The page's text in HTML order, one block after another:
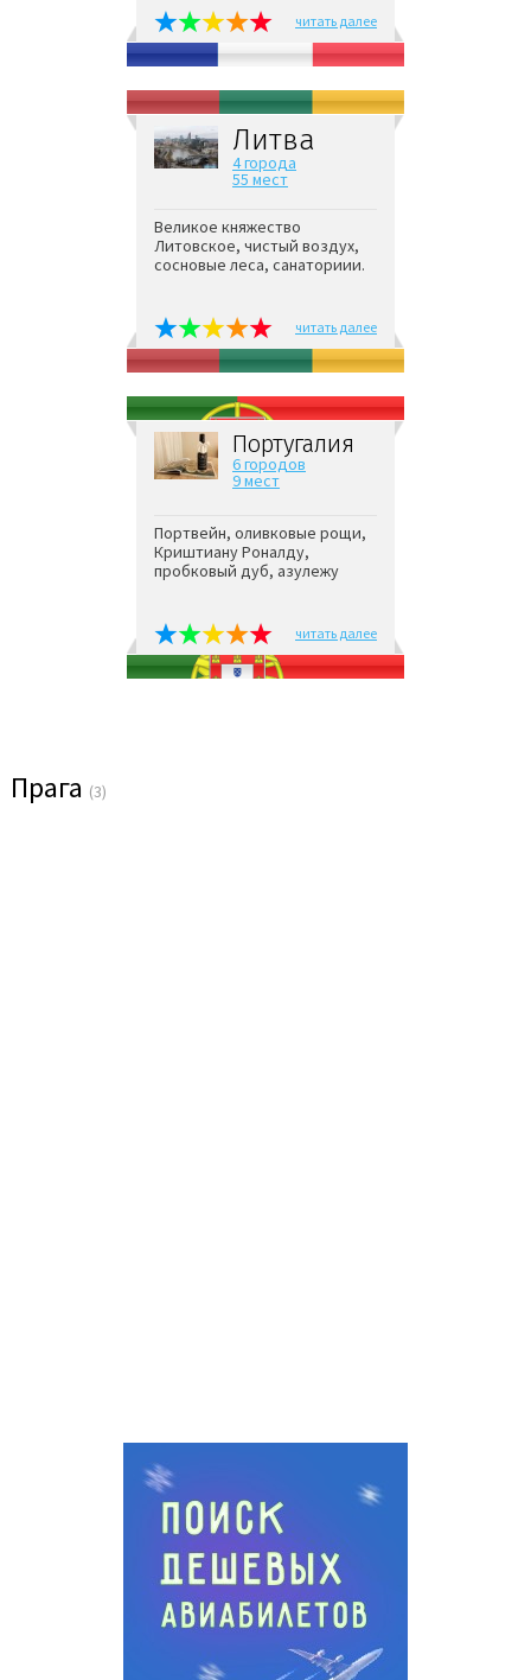
читать далее
Литва
4 города
55 мест
Великое княжество
Литовское, чистый воздух,
сосновые леса, санаториии.
читать далее
Португалия
6 городов
9 мест
Портвейн, оливковые рощи,
Криштиану Роналду,
пробковый дуб, азулежу
читать далее
Прага (3)